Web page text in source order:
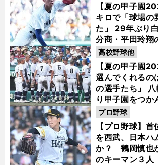
【夏の甲子園
キロで「球場の
た」 29年ぶり
分商・平田玲翔
【夏の甲子園
選んでくれるの
の選手たち」
り甲子園をつか
活"の舞台裏
高校野球他
【プロ野球】
を西武、日本ハ
か？ 鶴岡慎也
のキーマン３人
プロ野球